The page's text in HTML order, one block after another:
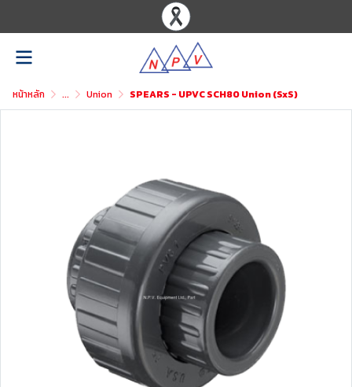
หน้าหลัก ... Union SPEARS - UPVC SCH80 Union (SxS)